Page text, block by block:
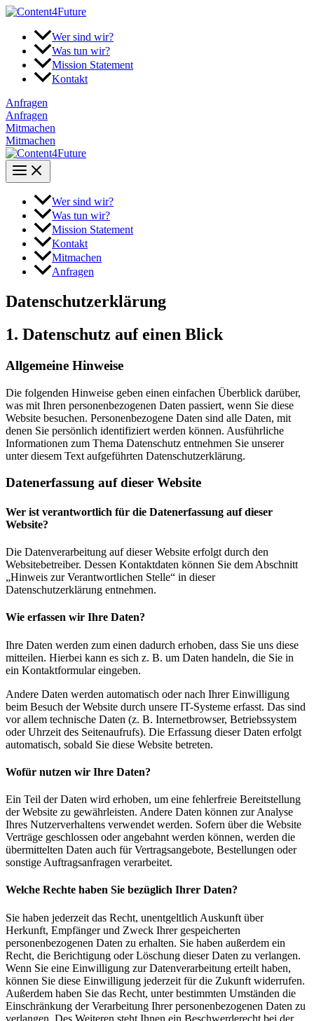
Zum
springen
Wer sind wir?
Was tun wir?
Mission Statement
Kontakt
Anfragen
Anfragen
Mitmachen
Mitmachen
Wer sind wir?
Was tun wir?
Mission Statement
Kontakt
Mitmachen
Anfragen
Datenschutzerklärung
1. Datenschutz auf einen Blick
Allgemeine Hinweise
Die folgenden Hinweise geben einen einfachen Überblick darüber,
was mit Ihren personenbezogenen Daten passiert, wenn Sie diese
Website besuchen. Personenbezogene Daten sind alle Daten, mit
denen Sie persönlich identifiziert werden können. Ausführliche
Informationen zum Thema Datenschutz entnehmen Sie unserer
unter diesem Text aufgeführten Datenschutzerklärung.
Datenerfassung auf dieser Website
Wer ist verantwortlich für die Datenerfassung auf dieser
Website?
Die Datenverarbeitung auf dieser Website erfolgt durch den
Websitebetreiber. Dessen Kontaktdaten können Sie dem Abschnitt
„Hinweis zur Verantwortlichen Stelle“ in dieser
Datenschutzerklärung entnehmen.
Wie erfassen wir Ihre Daten?
Ihre Daten werden zum einen dadurch erhoben, dass Sie uns diese
mitteilen. Hierbei kann es sich z. B. um Daten handeln, die Sie in
ein Kontaktformular eingeben.
Andere Daten werden automatisch oder nach Ihrer Einwilligung
beim Besuch der Website durch unsere IT-Systeme erfasst. Das sind
vor allem technische Daten (z. B. Internetbrowser, Betriebssystem
oder Uhrzeit des Seitenaufrufs). Die Erfassung dieser Daten erfolgt
automatisch, sobald Sie diese Website betreten.
Wofür nutzen wir Ihre Daten?
Ein Teil der Daten wird erhoben, um eine fehlerfreie Bereitstellung
der Website zu gewährleisten. Andere Daten können zur Analyse
Ihres Nutzerverhaltens verwendet werden. Sofern über die Website
Verträge geschlossen oder angebahnt werden können, werden die
übermittelten Daten auch für Vertragsangebote, Bestellungen oder
sonstige Auftragsanfragen verarbeitet.
Welche Rechte haben Sie bezüglich Ihrer Daten?
Sie haben jederzeit das Recht, unentgeltlich Auskunft über
Herkunft, Empfänger und Zweck Ihrer gespeicherten
personenbezogenen Daten zu erhalten. Sie haben außerdem ein
Recht, die Berichtigung oder Löschung dieser Daten zu verlangen.
Wenn Sie eine Einwilligung zur Datenverarbeitung erteilt haben,
können Sie diese Einwilligung jederzeit für die Zukunft widerrufen.
Außerdem haben Sie das Recht, unter bestimmten Umständen die
Einschränkung der Verarbeitung Ihrer personenbezogenen Daten zu
verlangen. Des Weiteren steht Ihnen ein Beschwerderecht bei der